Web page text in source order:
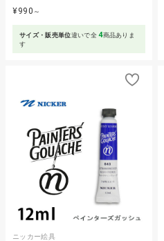
¥990 ～
サイズ・販売単位違いで全4商品ありま
す
ニッカー絵具